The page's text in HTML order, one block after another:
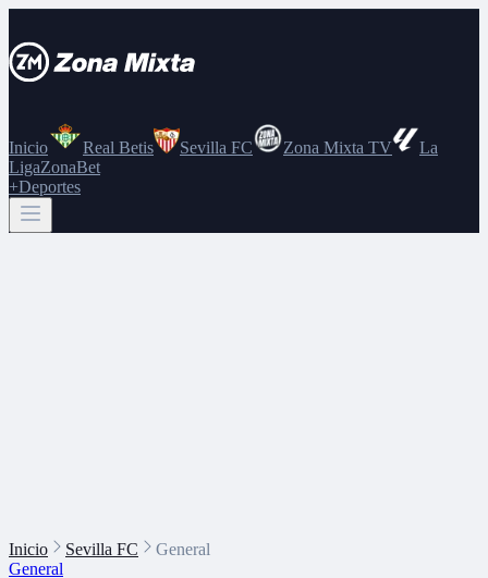
Inicio Real Betis Sevilla FC Zona Mixta TV
La
LigaZonaBet
+Deportes
Inicio Sevilla FC
General
General